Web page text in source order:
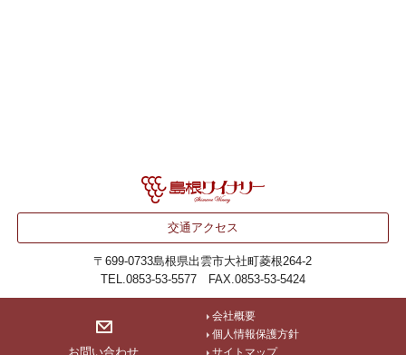
交通アクセス
〒699-0733島根県出雲市大社町菱根264-2
TEL.0853-53-5577 FAX.0853-53-5424
お問い合わせ
会社概要
個人情報保護方針
サイトマップ